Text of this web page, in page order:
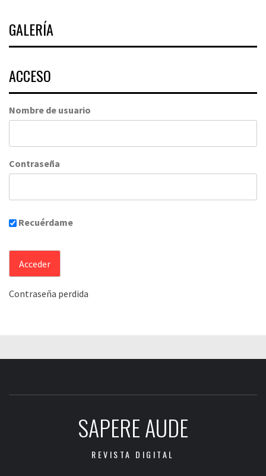
GALERÍA
ACCESO
Nombre de usuario
Contraseña
Recuérdame
Contraseña perdida
SAPERE AUDE
REVISTA DIGITAL